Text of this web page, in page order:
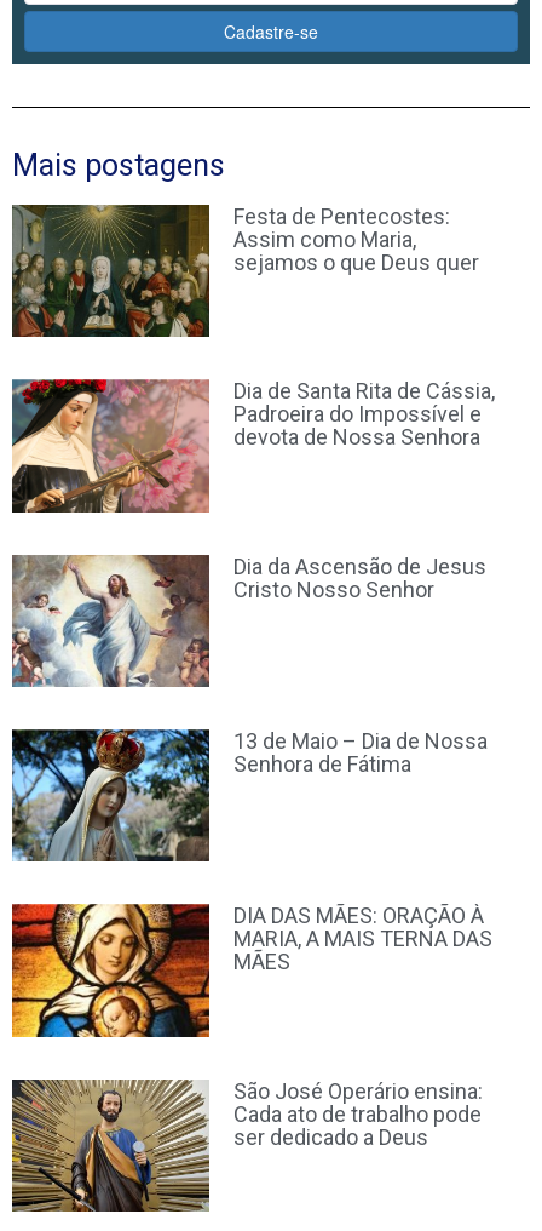
Cadastre-se
Mais postagens
Festa de Pentecostes:
Assim como Maria,
sejamos o que Deus quer
Dia de Santa Rita de Cássia,
Padroeira do Impossível e
devota de Nossa Senhora
Dia da Ascensão de Jesus
Cristo Nosso Senhor
13 de Maio – Dia de Nossa
Senhora de Fátima
DIA DAS MÃES: ORAÇÃO À
MARIA, A MAIS TERNA DAS
MÃES
São José Operário ensina:
Cada ato de trabalho pode
ser dedicado a Deus